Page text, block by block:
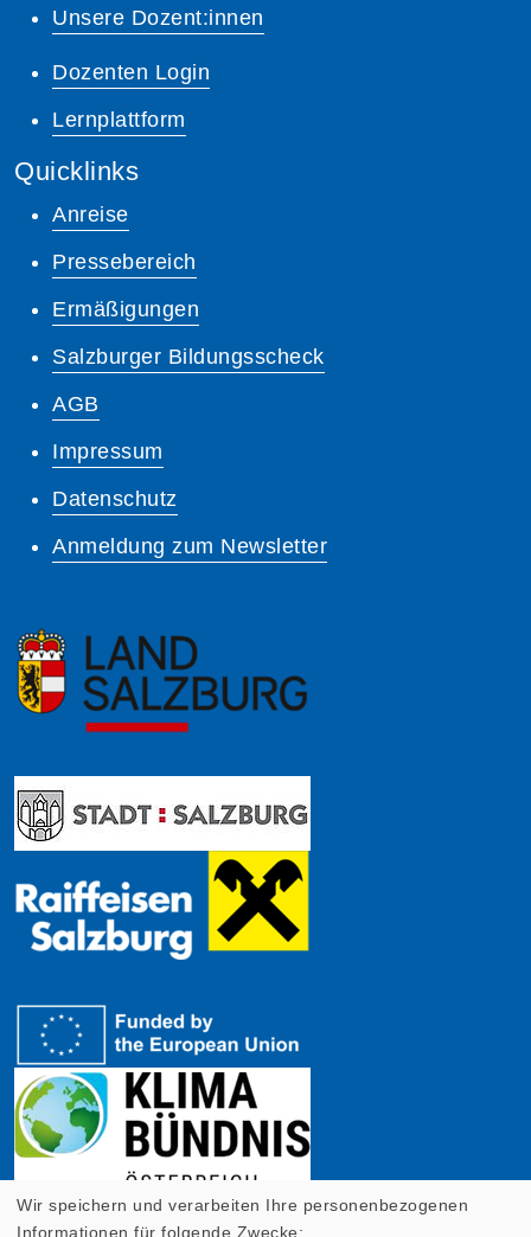
Unsere Dozent:innen
Dozenten Login
Lernplattform
Quicklinks
Anreise
Pressebereich
Ermäßigungen
Salzburger Bildungsscheck
AGB
Impressum
Datenschutz
Anmeldung zum Newsletter
Wir speichern und verarbeiten Ihre personenbezogenen
Informationen für folgende Zwecke: